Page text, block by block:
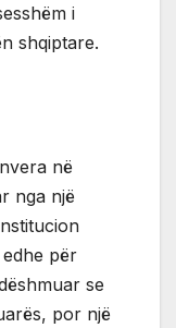
i
shqiptare.
në
nga një
për
se
por një